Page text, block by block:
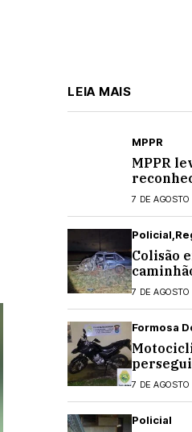
LEIA MAIS
MPPR
MPPR
escolas
7 DE
Policial
Colisão
ferido na
7 DE
Formosa
direção
7 DE
Policial